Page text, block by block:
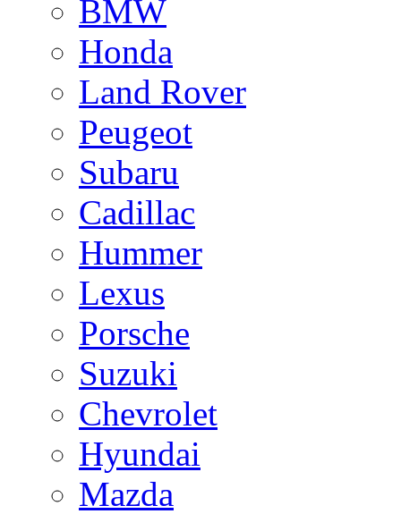
BMW
Honda
Land Rover
Peugeot
Subaru
Cadillac
Hummer
Lexus
Porsche
Suzuki
Chevrolet
Hyundai
Mazda